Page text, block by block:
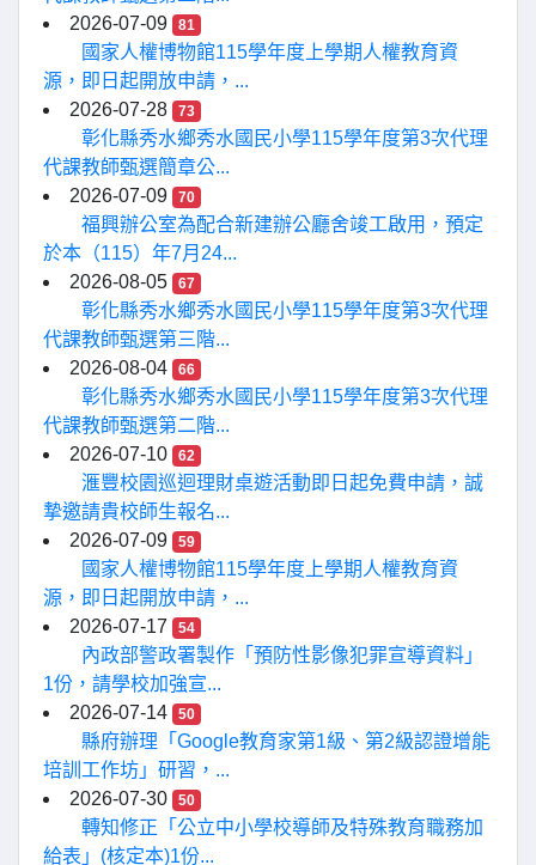
2026-07-09
81
國家人權博物館115學年度上學期人權教育資
源，即日起開放申請，...
2026-07-28
73
彰化縣秀水鄉秀水國民小學115學年度第3次代理
代課教師甄選簡章公...
2026-07-09
70
福興辦公室為配合新建辦公廳舍竣工啟用，預定
於本（115）年7月24...
2026-08-05
67
彰化縣秀水鄉秀水國民小學115學年度第3次代理
代課教師甄選第三階...
2026-08-04
66
彰化縣秀水鄉秀水國民小學115學年度第3次代理
代課教師甄選第二階...
2026-07-10
62
滙豐校園巡迴理財桌遊活動即日起免費申請，誠
摯邀請貴校師生報名...
2026-07-09
59
國家人權博物館115學年度上學期人權教育資
源，即日起開放申請，...
2026-07-17
54
內政部警政署製作「預防性影像犯罪宣導資料」
1份，請學校加強宣...
2026-07-14
50
縣府辦理「Google教育家第1級、第2級認證增能
培訓工作坊」研習，...
2026-07-30
50
轉知修正「公立中小學校導師及特殊教育職務加
給表」(核定本)1份...